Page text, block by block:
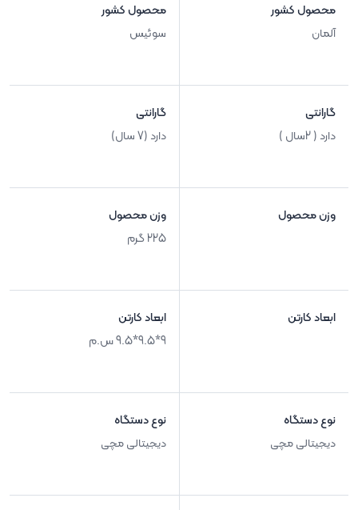
محصول کشور
آلمان
گارانتی
دارد ( 2سال )
وزن محصول
ابعاد کارتن
نوع دستگاه
دیجیتالی مچی
محصول کشور
سوئیس
گارانتی
دارد (7 سال)
وزن محصول
225 گرم
ابعاد کارتن
9*9.5*9.5 س.م
نوع دستگاه
دیجیتالی مچی